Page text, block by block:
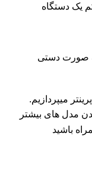
یک دستگاه
به صورت دستی
میپردازیم.
مدل های بیشتر
باشید